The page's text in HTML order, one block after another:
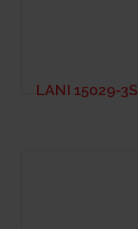
LANI 15029-3S